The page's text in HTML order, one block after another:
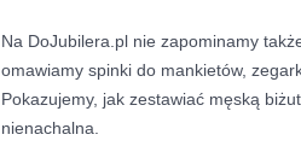
Na DoJubilera.pl nie zapominamy
omawiamy spinki do mankietów,
Pokazujemy, jak zestawiać męską
nienachalna.